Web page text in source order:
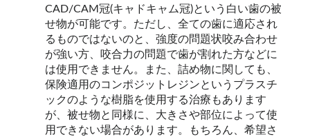
CAD/CAM冠(キャドキャム冠)という白い歯の被
せ物が可能です。ただし、全ての歯に適応され
るものではないのと、強度の問題状咬み合わせ
が強い方、咬合力の問題で歯が割れた方などに
は使用できません。また、詰め物に関しても、
保険適用のコンポジットレジンというプラスチ
ックのような樹脂を使用する治療もあります
が、被せ物と同様に、大きさや部位によって使
用できない場合があります。もちろん、希望さ